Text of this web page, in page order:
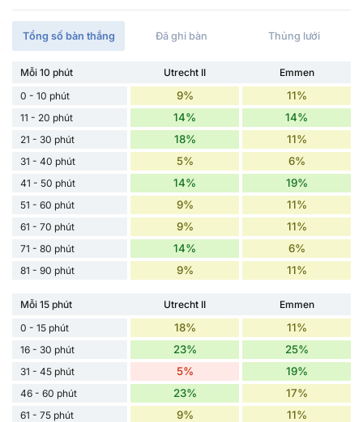
Tổng số bàn thắng Đã ghi bàn Thủng lưới
Mỗi 10 phút Utrecht II
Emmen
0 - 10 phút
9% 11%
11 - 20 phút 14% 14%
21 - 30 phút 18% 11%
31 - 40 phút 5% 6%
41 - 50 phút 14% 19%
51 - 60 phút 9% 11%
61 - 70 phút 9% 11%
71 - 80 phút 14% 6%
81 - 90 phút 9% 11%
Mỗi 15 phút Utrecht II
Emmen
0 - 15 phút
18% 11%
16 - 30 phút 23% 25%
31 - 45 phút 5% 19%
46 - 60 phút 23% 17%
61 - 75 phút 9% 11%